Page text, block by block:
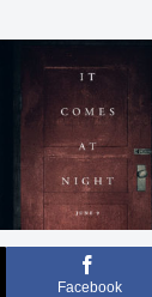
Facebook